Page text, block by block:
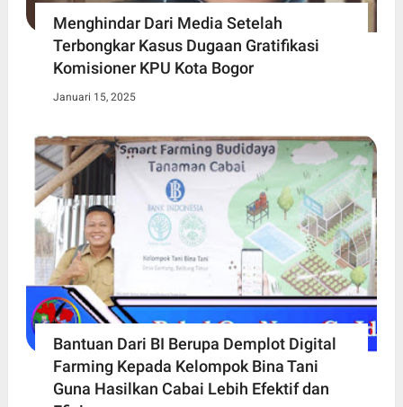
Menghindar Dari Media Setelah
Terbongkar Kasus Dugaan Gratifikasi
Komisioner KPU Kota Bogor
Januari 15, 2025
Bantuan Dari BI Berupa Demplot Digital
Farming Kepada Kelompok Bina Tani
Guna Hasilkan Cabai Lebih Efektif dan